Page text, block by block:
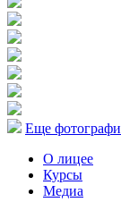
Еще
О лицее
Курсы
Медиа